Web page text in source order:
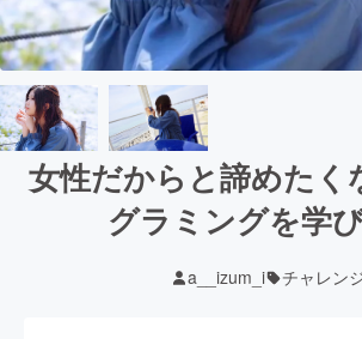
女性だからと諦めたく
グラミングを学
a__izum_i チャレン